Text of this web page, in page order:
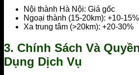
Nội thành Hà Nội: Giá gốc
Ngoại thành (15-20km): +10-15%
Xa trung tâm (>20km): +20-30%
3. Chính Sách Và
Dụng Dịch Vụ